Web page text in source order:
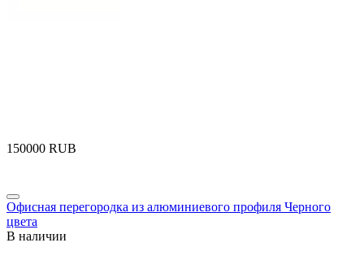
‍150000‍ RUB
Офисная перегородка из алюминиевого профиля Черного
цвета
В наличии